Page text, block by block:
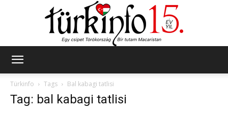
Türkinfo
Tags Bal kabagi tatlisi
Tag: bal kabagi tatlisi